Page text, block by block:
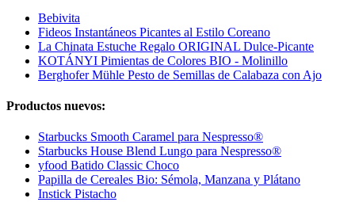
Bebivita
Fideos Instantáneos Picantes al Estilo Coreano
La Chinata Estuche Regalo ORIGINAL Dulce-Picante
KOTÁNYI Pimientas de Colores BIO - Molinillo
Berghofer Mühle Pesto de Semillas de Calabaza con Ajo
Productos nuevos:
Starbucks Smooth Caramel para Nespresso®
Starbucks House Blend Lungo para Nespresso®
yfood Batido Classic Choco
Papilla de Cereales Bio: Sémola, Manzana y Plátano
Instick Pistacho